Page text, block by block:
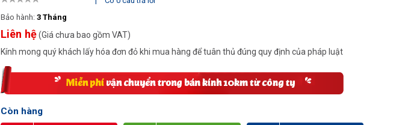
Bảo hành: 3 Tháng
Liên hệ(Giá chưa bao gồm VAT)
Kính mong quý khách lấy hóa đơn đỏ khi mua hàng để tuân thủ đúng quy định của pháp luật
Còn hàng